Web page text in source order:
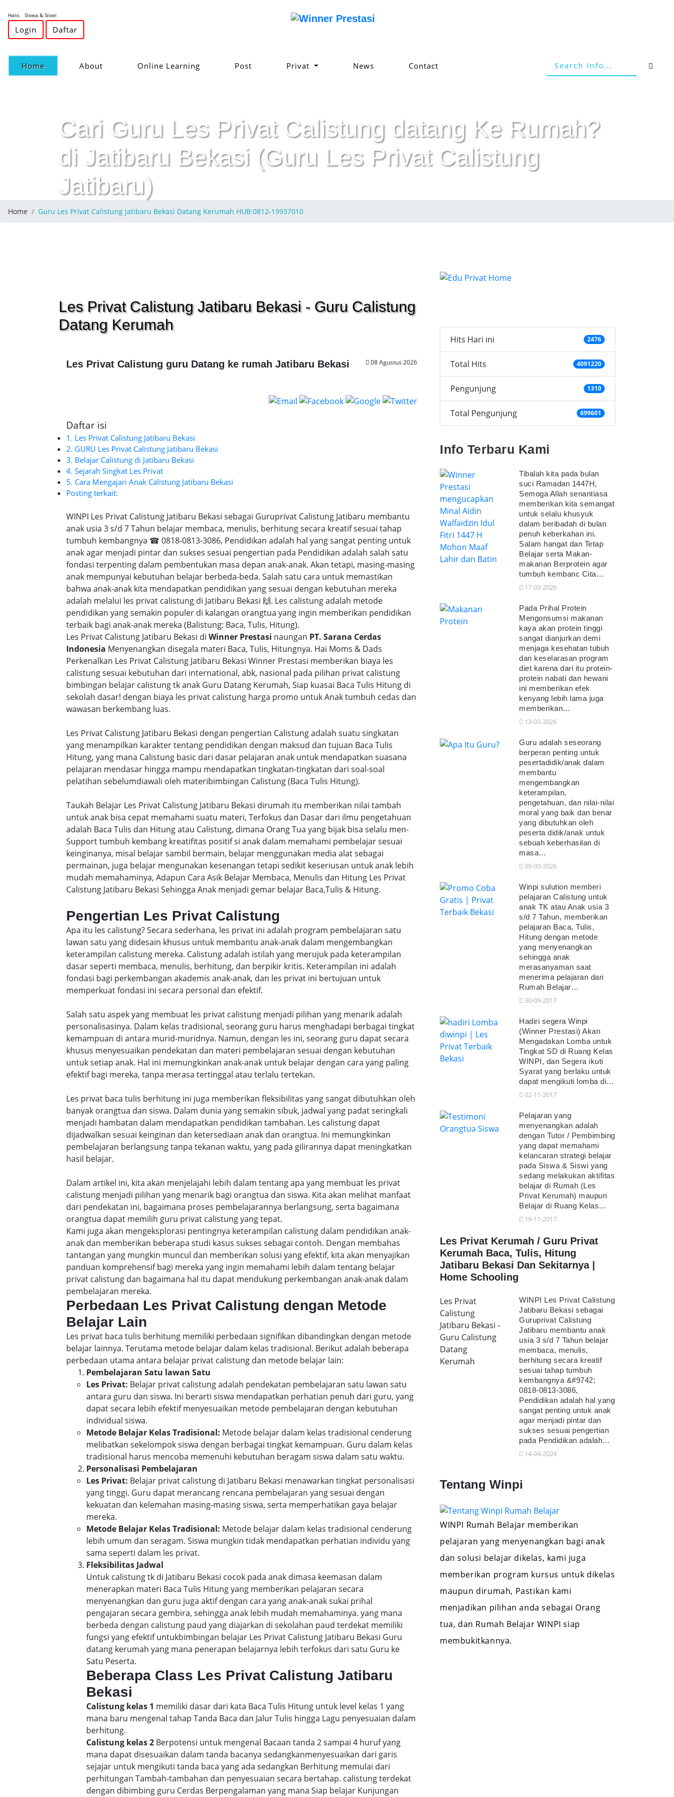
Halo, Siswa & Siswi
Login Daftar
Home(current) About Online Learning Post Privat News Contact
Cari Guru Les Privat Calistung datang Ke Rumah?
di Jatibaru Bekasi (Guru Les Privat Calistung
Jatibaru)
Home Guru Les Privat Calistung Jatibaru Bekasi Datang Kerumah HUB:0812-19937010
Les Privat Calistung Jatibaru Bekasi - Guru Calistung
Datang Kerumah
08 Agustus 2026
Les Privat Calistung guru Datang ke rumah Jatibaru Bekasi
Daftar isi
1. Les Privat Calistung Jatibaru Bekasi
2. GURU Les Privat Calistung Jatibaru Bekasi
3. Belajar Calistung di Jatibaru Bekasi
4. Sejarah Singkat Les Privat
5. Cara Mengajari Anak Calistung Jatibaru Bekasi
Posting terkait:
WINPI Les Privat Calistung Jatibaru Bekasi sebagai Guruprivat Calistung Jatibaru membantu
anak usia 3 s/d 7 Tahun belajar membaca, menulis, berhitung secara kreatif sesuai tahap
tumbuh kembangnya ☎ 0818-0813-3086, Pendidikan adalah hal yang sangat penting untuk
anak agar menjadi pintar dan sukses sesuai pengertian pada Pendidikan adalah salah satu
fondasi terpenting dalam pembentukan masa depan anak-anak. Akan tetapi, masing-masing
anak mempunyai kebutuhan belajar berbeda-beda. Salah satu cara untuk memastikan
bahwa anak-anak kita mendapatkan pendidikan yang sesuai dengan kebutuhan mereka
adalah melalui les privat calistung di Jatibaru Bekasi 🙌. Les calistung adalah metode
pendidikan yang semakin populer di kalangan orangtua yang ingin memberikan pendidikan
terbaik bagi anak-anak mereka (Balistung: Baca, Tulis, Hitung).
Les Privat Calistung Jatibaru Bekasi di Winner Prestasi naungan PT. Sarana Cerdas
Indonesia Menyenangkan disegala materi Baca, Tulis, Hitungnya. Hai Moms & Dads
Perkenalkan Les Privat Calistung Jatibaru Bekasi Winner Prestasi memberikan biaya les
calistung sesuai kebutuhan dari international, abk, nasional pada pilihan privat calistung
bimbingan belajar calistung tk anak Guru Datang Kerumah, Siap kuasai Baca Tulis Hitung di
sekolah dasar! dengan biaya les privat calistung harga promo untuk Anak tumbuh cedas dan
wawasan berkembang luas.
Les Privat Calistung Jatibaru Bekasi dengan pengertian Calistung adalah suatu singkatan
yang menampilkan karakter tentang pendidikan dengan maksud dan tujuan Baca Tulis
Hitung, yang mana Calistung basic dari dasar pelajaran anak untuk mendapatkan suasana
pelajaran mendasar hingga mampu mendapatkan tingkatan-tingkatan dari soal-soal
pelatihan sebelumdiawali oleh materibimbingan Calistung (Baca Tulis Hitung).
Taukah Belajar Les Privat Calistung Jatibaru Bekasi dirumah itu memberikan nilai tambah
untuk anak bisa cepat memahami suatu materi, Terfokus dan Dasar dari ilmu pengetahuan
adalah Baca Tulis dan Hitung atau Calistung, dimana Orang Tua yang bijak bisa selalu men-
Support tumbuh kembang kreatifitas positif si anak dalam memahami pembelajar sesuai
keinginanya, misal belajar sambil bermain, belajar menggunakan media alat sebagai
permainan, juga belajar mengunakan kesenangan tetapi sedikit keseriusan untuk anak lebih
mudah memahaminya, Adapun Cara Asik Belajar Membaca, Menulis dan Hitung Les Privat
Calistung Jatibaru Bekasi Sehingga Anak menjadi gemar belajar Baca,Tulis & Hitung.
Pengertian Les Privat Calistung
Apa itu les calistung? Secara sederhana, les privat ini adalah program pembelajaran satu
lawan satu yang didesain khusus untuk membantu anak-anak dalam mengembangkan
keterampilan calistung mereka. Calistung adalah istilah yang merujuk pada keterampilan
dasar seperti membaca, menulis, berhitung, dan berpikir kritis. Keterampilan ini adalah
fondasi bagi perkembangan akademis anak-anak, dan les privat ini bertujuan untuk
memperkuat fondasi ini secara personal dan efektif.
Salah satu aspek yang membuat les privat calistung menjadi pilihan yang menarik adalah
personalisasinya. Dalam kelas tradisional, seorang guru harus menghadapi berbagai tingkat
kemampuan di antara murid-muridnya. Namun, dengan les ini, seorang guru dapat secara
khusus menyesuaikan pendekatan dan materi pembelajaran sesuai dengan kebutuhan
untuk setiap anak. Hal ini memungkinkan anak-anak untuk belajar dengan cara yang paling
efektif bagi mereka, tanpa merasa tertinggal atau terlalu tertekan.
Les privat baca tulis berhitung ini juga memberikan fleksibilitas yang sangat dibutuhkan oleh
banyak orangtua dan siswa. Dalam dunia yang semakin sibuk, jadwal yang padat seringkali
menjadi hambatan dalam mendapatkan pendidikan tambahan. Les calistung dapat
dijadwalkan sesuai keinginan dan ketersediaan anak dan orangtua. Ini memungkinkan
pembelajaran berlangsung tanpa tekanan waktu, yang pada gilirannya dapat meningkatkan
hasil belajar.
Dalam artikel ini, kita akan menjelajahi lebih dalam tentang apa yang membuat les privat
calistung menjadi pilihan yang menarik bagi orangtua dan siswa. Kita akan melihat manfaat
dari pendekatan ini, bagaimana proses pembelajarannya berlangsung, serta bagaimana
orangtua dapat memilih guru privat calistung yang tepat.
Kami juga akan mengeksplorasi pentingnya keterampilan calistung dalam pendidikan anak-
anak dan memberikan beberapa studi kasus sukses sebagai contoh. Dengan membahas
tantangan yang mungkin muncul dan memberikan solusi yang efektif, kita akan menyajikan
panduan komprehensif bagi mereka yang ingin memahami lebih dalam tentang belajar
privat calistung dan bagaimana hal itu dapat mendukung perkembangan anak-anak dalam
pembelajaran mereka.
Perbedaan Les Privat Calistung dengan Metode
Belajar Lain
Les privat baca tulis berhitung memiliki perbedaan signifikan dibandingkan dengan metode
belajar lainnya. Terutama metode belajar dalam kelas tradisional. Berikut adalah beberapa
perbedaan utama antara belajar privat calistung dan metode belajar lain:
Pembelajaran Satu lawan Satu
Les Privat: Belajar privat calistung adalah pendekatan pembelajaran satu lawan satu
antara guru dan siswa. Ini berarti siswa mendapatkan perhatian penuh dari guru, yang
dapat secara lebih efektif menyesuaikan metode pembelajaran dengan kebutuhan
individual siswa.
Metode Belajar Kelas Tradisional: Metode belajar dalam kelas tradisional cenderung
melibatkan sekelompok siswa dengan berbagai tingkat kemampuan. Guru dalam kelas
tradisional harus mencoba memenuhi kebutuhan beragam siswa dalam satu waktu.
Personalisasi Pembelajaran
Les Privat: Belajar privat calistung di Jatibaru Bekasi menawarkan tingkat personalisasi
yang tinggi. Guru dapat merancang rencana pembelajaran yang sesuai dengan
kekuatan dan kelemahan masing-masing siswa, serta memperhatikan gaya belajar
mereka.
Metode Belajar Kelas Tradisional: Metode belajar dalam kelas tradisional cenderung
lebih umum dan seragam. Siswa mungkin tidak mendapatkan perhatian individu yang
sama seperti dalam les privat.
Fleksibilitas Jadwal
Untuk calistung tk di Jatibaru Bekasi cocok pada anak dimasa keemasan dalam
menerapkan materi Baca Tulis Hitung yang memberikan pelajaran secara
menyenangkan dan guru juga aktif dengan cara yang anak-anak sukai prihal
pengajaran secara gembira, sehingga anak lebih mudah memahaminya. yang mana
berbeda dengan calistung paud yang diajarkan di sekolahan paud terdekat memiliki
fungsi yang efektif untukbimbingan belajar Les Privat Calistung Jatibaru Bekasi Guru
datang kerumah yang mana penerapan belajarnya lebih terfokus dari satu Guru ke
Satu Peserta.
Beberapa Class Les Privat Calistung Jatibaru
Bekasi
Calistung kelas 1 memiliki dasar dari kata Baca Tulis Hitung untuk level kelas 1 yang
mana baru mengenal tahap Tanda Baca dan Jalur Tulis hingga Lagu penyesuaian dalam
berhitung.
Calistung kelas 2 Berpotensi untuk mengenal Bacaan tanda 2 sampai 4 huruf yang
mana dapat disesuaikan dalam tanda bacanya sedangkanmenyesuaikan dari garis
sejajar untuk mengikuti tanda baca yang ada sedangkan Berhitung memulai dari
perhitungan Tambah-tambahan dan penyesuaian secara bertahap. calistung terdekat
dengan dibimbing guru Cerdas Berpengalaman yang mana Siap belajar Kunjungan
Hits Hari ini 2476
Total Hits 4091220
Pengunjung 1310
Total Pengunjung 699601
Info Terbaru Kami
Tibalah kita pada bulan
suci Ramadan 1447H,
Semoga Allah senantiasa
memberikan kita semangat
untuk selalu khusyuk
dalam beribadah di bulan
penuh keberkahan ini.
Salam hangat dan Tetap
Belajar serta Makan-
makanan Berprotein agar
tumbuh kembanc Cita…
17-03-2026
Pada Prihal Protein
Mengonsumsi makanan
kaya akan protein tinggi
sangat dianjurkan demi
menjaga kesehatan tubuh
dan keselarasan program
diet karena dari itu protein-
protein nabati dan hewani
ini memberikan efek
kenyang lebih lama juga
memberikan…
13-03-2026
Guru adalah seseorang
berperan penting untuk
pesertadidik/anak dalam
membantu
mengembangkan
keterampilan,
pengetahuan, dan nilai-nilai
moral yang baik dan benar
yang dibutuhkan oleh
peserta didik/anak untuk
sebuah keberhasilan di
masa…
09-03-2026
Winpi sulution memberi
pelajaran Calistung untuk
anak TK atau Anak usia 3
s/d 7 Tahun, memberikan
pelajaran Baca, Tulis,
Hitung dengan metode
yang menyenangkan
sehingga anak
merasanyaman saat
menerima pelajaran dari
Rumah Belajar…
30-09-2017
Hadiri segera Winpi
(Winner Prestasi) Akan
Mengadakan Lomba untuk
Tingkat SD di Ruang Kelas
WINPI, dan Segera ikuti
Syarat yang berlaku untuk
dapat mengikuti lomba di…
02-11-2017
Pelajaran yang
menyenangkan adalah
dengan Tutor / Pembimbing
yang dapat memahami
kelancaran strategi belajar
pada Siswa & Siswi yang
sedang melakukan aktifitas
belajar di Rumah (Les
Privat Kerumah) maupun
Belajar di Ruang Kelas…
19-11-2017
Les Privat Kerumah / Guru Privat
Kerumah Baca, Tulis, Hitung
Jatibaru Bekasi Dan Sekitarnya |
Home Schooling
Les Privat
Calistung
Jatibaru Bekasi -
Guru Calistung
Datang
Kerumah
WINPI Les Privat Calistung
Jatibaru Bekasi sebagai
Guruprivat Calistung
Jatibaru membantu anak
usia 3 s/d 7 Tahun belajar
membaca, menulis,
berhitung secara kreatif
sesuai tahap tumbuh
kembangnya &#9742;
0818-0813-3086,
Pendidikan adalah hal yang
sangat penting untuk anak
agar menjadi pintar dan
sukses sesuai pengertian
pada Pendidikan adalah…
14-04-2024
Tentang Winpi
WINPI Rumah Belajar memberikan
pelajaran yang menyenangkan bagi anak
dan solusi belajar dikelas, kami juga
memberikan program kursus untuk dikelas
maupun dirumah, Pastikan kami
menjadikan pilihan anda sebagai Orang
tua, dan Rumah Belajar WINPI siap
membukitkannya.